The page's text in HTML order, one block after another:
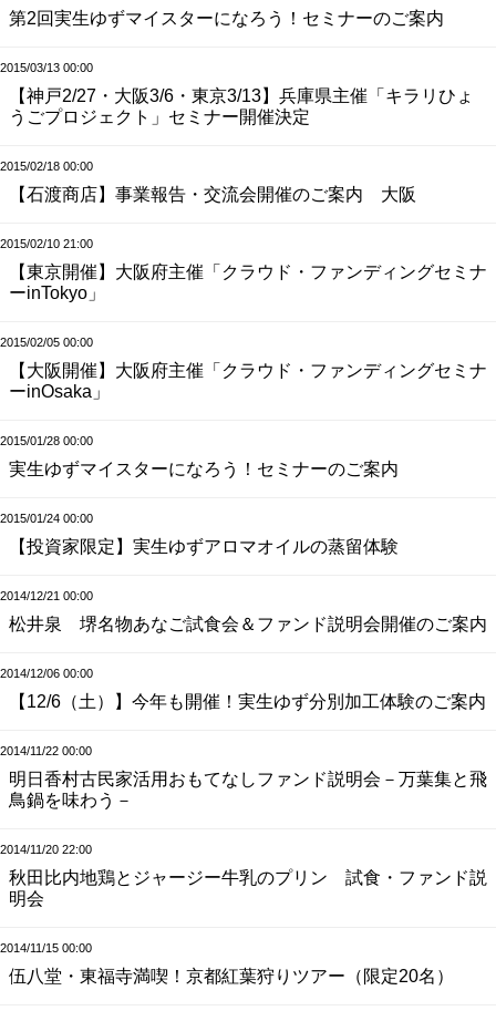
第2回実生ゆずマイスターになろう！セミナーのご案内
2015/03/13 00:00
【神戸2/27・大阪3/6・東京3/13】兵庫県主催「キラリひょ
うごプロジェクト」セミナー開催決定
2015/02/18 00:00
【石渡商店】事業報告・交流会開催のご案内 大阪
2015/02/10 21:00
【東京開催】大阪府主催「クラウド・ファンディングセミナ
ーinTokyo」
2015/02/05 00:00
【大阪開催】大阪府主催「クラウド・ファンディングセミナ
ーinOsaka」
2015/01/28 00:00
実生ゆずマイスターになろう！セミナーのご案内
2015/01/24 00:00
【投資家限定】実生ゆずアロマオイルの蒸留体験
2014/12/21 00:00
松井泉 堺名物あなご試食会＆ファンド説明会開催のご案内
2014/12/06 00:00
【12/6（土）】今年も開催！実生ゆず分別加工体験のご案内
2014/11/22 00:00
明日香村古民家活用おもてなしファンド説明会－万葉集と飛
鳥鍋を味わう－
2014/11/20 22:00
秋田比内地鶏とジャージー牛乳のプリン 試食・ファンド説
明会
2014/11/15 00:00
伍八堂・東福寺満喫！京都紅葉狩りツアー（限定20名）